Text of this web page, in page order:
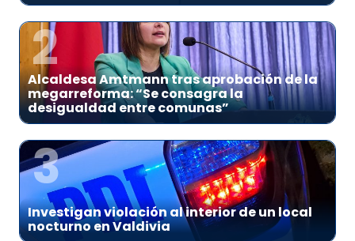
2
Alcaldesa Amtmann tras aprobación de la
megarreforma: “Se consagra la
desigualdad entre comunas”
3
Investigan violación al interior de un local
nocturno en Valdivia